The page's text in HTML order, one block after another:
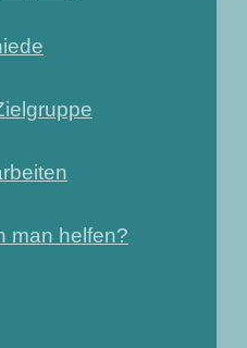
man helfen?